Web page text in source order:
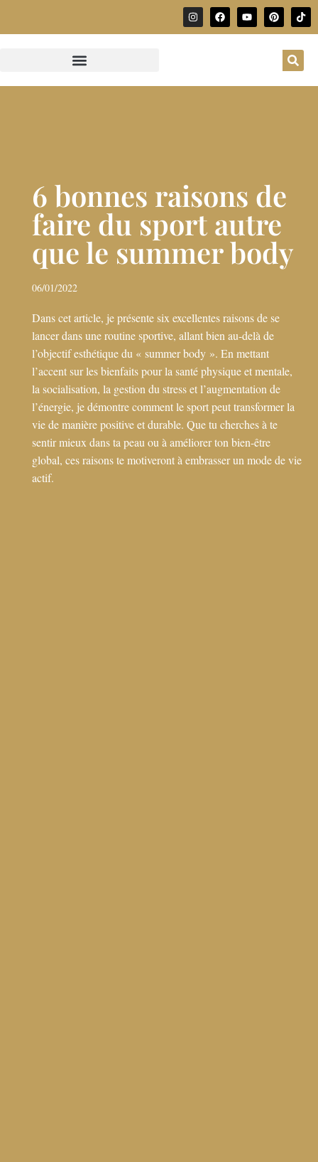
6 bonnes raisons de
faire du sport autre
que le summer body
06/01/2022
Dans cet article, je présente six excellentes raisons de se
lancer dans une routine sportive, allant bien au-delà de
l’objectif esthétique du « summer body ». En mettant
l’accent sur les bienfaits pour la santé physique et mentale,
la socialisation, la gestion du stress et l’augmentation de
l’énergie, je démontre comment le sport peut transformer la
vie de manière positive et durable. Que tu cherches à te
sentir mieux dans ta peau ou à améliorer ton bien-être
global, ces raisons te motiveront à embrasser un mode de vie
actif.